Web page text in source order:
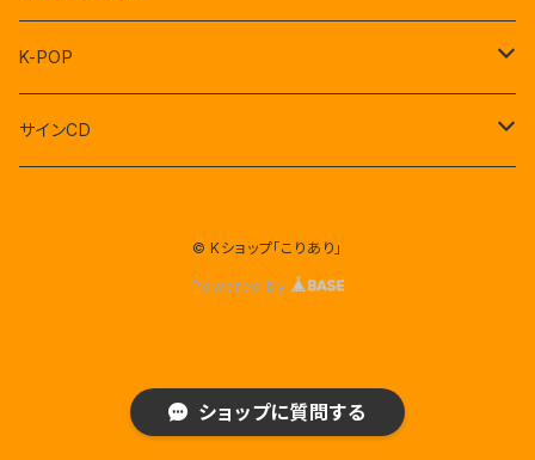
K-POP
セブンティーン
サインCD
x1 エックスワン
© Kショップ「こりあり」
Powered by
ショップに質問する